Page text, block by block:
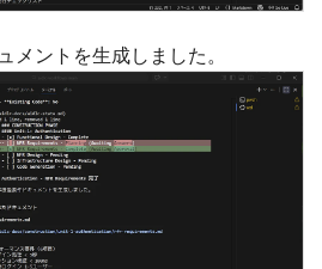
メントを生成しました。